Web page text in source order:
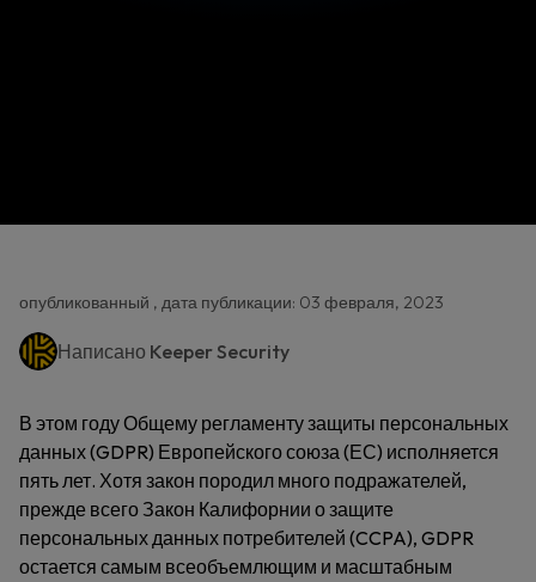
опубликованный , дата публикации: 03 февраля, 2023
Написано Keeper Security
В этом году Общему регламенту защиты персональных
данных (GDPR) Европейского союза (ЕС) исполняется
пять лет. Хотя закон породил много подражателей,
прежде всего Закон Калифорнии о защите
персональных данных потребителей (CCPA), GDPR
остается самым всеобъемлющим и масштабным